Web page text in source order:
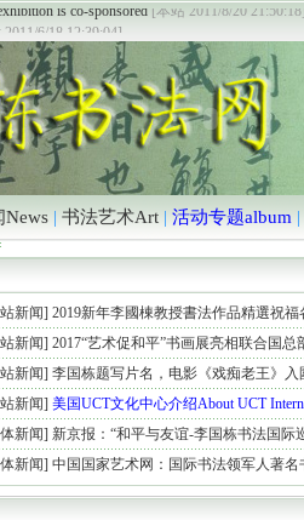
2011/6/18 12:39:04]
News | 书法艺术Art | 活动专题album |
新闻] 2019新年李國棟教授書法作品精選祝
新闻] 2017“艺术促和平”书画展亮相联合国总
新闻] 李国栋题写片名，电影《戏痴老王》
新闻] 美国UCT文化中心介绍About UCT
新闻] 新京报：“和平与友谊-李国栋书法国际
新闻] 中国国家艺术网：国际书法领军人著